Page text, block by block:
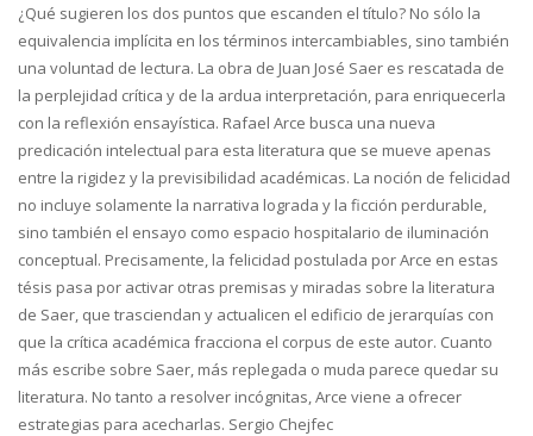
¿Qué sugieren los dos puntos que escanden el título? No sólo la
equivalencia implícita en los términos intercambiables, sino también
una voluntad de lectura. La obra de Juan José Saer es rescatada de
la perplejidad crítica y de la ardua interpretación, para enriquecerla
con la reflexión ensayística. Rafael Arce busca una nueva
predicación intelectual para esta literatura que se mueve apenas
entre la rigidez y la previsibilidad académicas. La noción de felicidad
no incluye solamente la narrativa lograda y la ficción perdurable,
sino también el ensayo como espacio hospitalario de iluminación
conceptual. Precisamente, la felicidad postulada por Arce en estas
tésis pasa por activar otras premisas y miradas sobre la literatura
de Saer, que trasciendan y actualicen el edificio de jerarquías con
que la crítica académica fracciona el corpus de este autor. Cuanto
más escribe sobre Saer, más replegada o muda parece quedar su
literatura. No tanto a resolver incógnitas, Arce viene a ofrecer
estrategias para acecharlas. Sergio Chejfec